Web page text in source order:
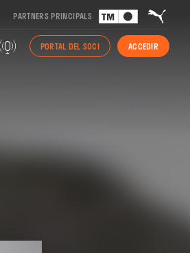
PARTNERS PRINCIPALS
PORTAL DEL SOCI ACCEDIR